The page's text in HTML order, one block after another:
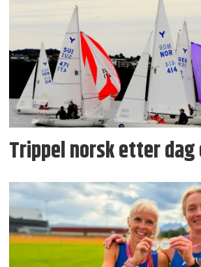
Trippel norsk etter dag